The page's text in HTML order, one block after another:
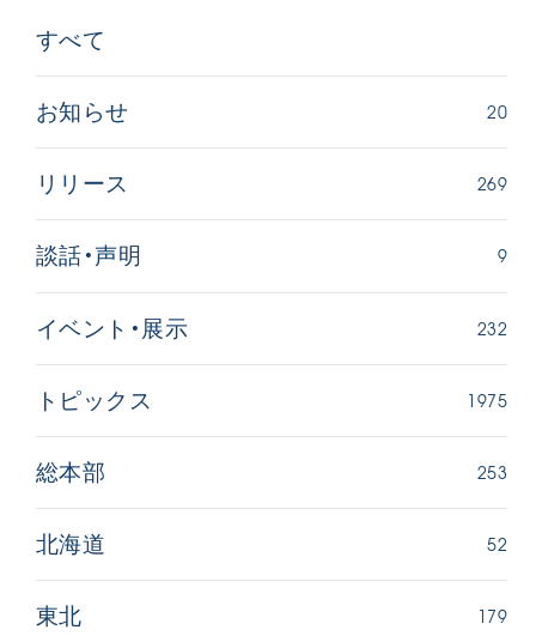
すべて
お知らせ 20
リリース 269
談話・声明 9
イベント・展示 232
トピックス 1975
総本部 253
北海道 52
東北 179